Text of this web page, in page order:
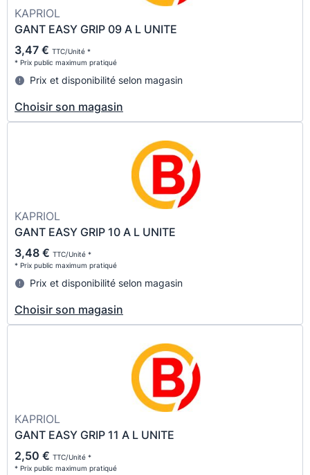
KAPRIOL
GANT EASY GRIP 09 A L UNITE
3,47 € TTC/Unité *
* Prix public maximum pratiqué
Prix et disponibilité selon magasin
Choisir son magasin
KAPRIOL
GANT EASY GRIP 10 A L UNITE
3,48 € TTC/Unité *
* Prix public maximum pratiqué
Prix et disponibilité selon magasin
Choisir son magasin
KAPRIOL
GANT EASY GRIP 11 A L UNITE
2,50 € TTC/Unité *
* Prix public maximum pratiqué